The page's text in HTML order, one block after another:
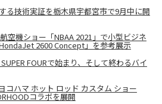
る技術実証を栃木県宇都宮市で9月中に開
空機ショー「NBAA 2021」で小型ビジネ
2600 Concept」を参考展示
FOURで始まり、そして終わるバイ
コハマ ホット ロッド カスタム ショー
コラボを展開